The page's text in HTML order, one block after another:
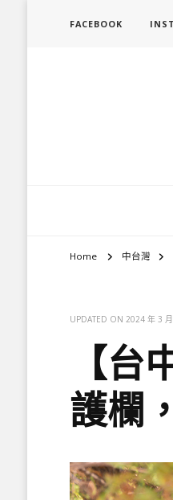
FACEBOOK
Home 中台灣
UPDATED ON 2024 年 3
【台
護欄